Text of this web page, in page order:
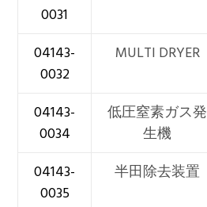
0031
04143-
0032
MULTI DRYER
04143-
0034
低圧窒素ガス発
生機
04143-
0035
半田除去装置